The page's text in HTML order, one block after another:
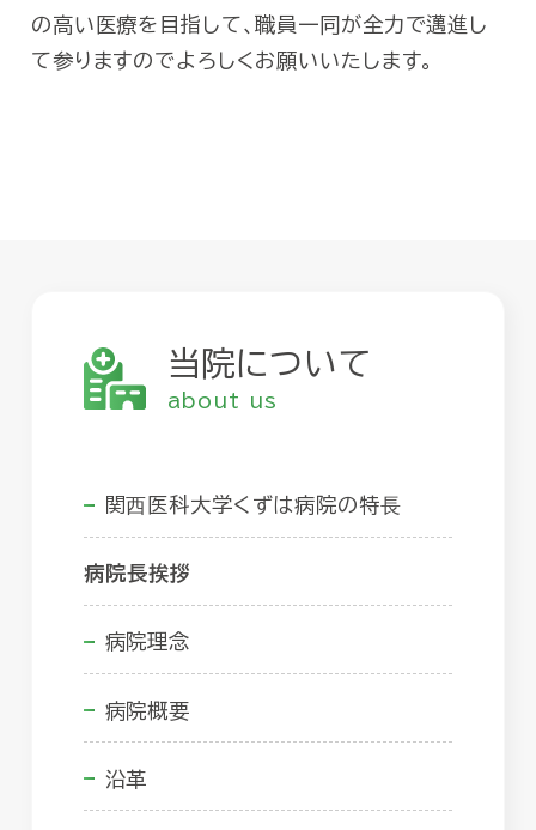
の高い医療を目指して、職員一同が全力で邁進し
て参りますのでよろしくお願いいたします。
当院について
about us
関⻄医科大学くずは病院の特⻑
病院長挨拶
病院理念
病院概要
沿革